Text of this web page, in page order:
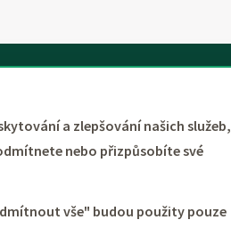
a zlepšování našich služeb,
nebo přizpůsobíte své
vše" budou použity pouze